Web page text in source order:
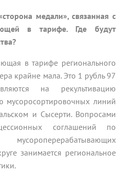
медали», связанная с
в тарифе. Где будут
в тарифе регионального
крайне мала. Это 1 рубль 97
на рекультивацию
мусоросортировочных линий
и Сысерти. Вопросами
соглашений по
занимается региональное